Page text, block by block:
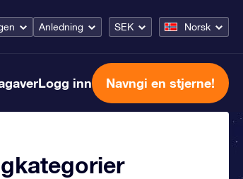
Anledning SEK Norsk
Logg inn Navngi en stjerne!